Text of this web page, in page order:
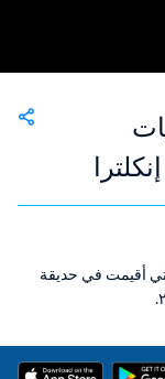
المجموعة | كأس العالم FIFA إنكلترا
أقيمت في حديقة